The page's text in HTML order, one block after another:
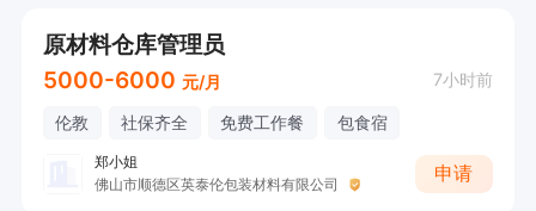
原材料仓库管理员
5000-6000 元/月 7小时前
伦教 社保齐全 免费工作餐 包食宿
郑小姐
佛山市顺德区英泰伦包装材料有限公司
申请